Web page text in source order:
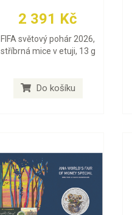
2 391 Kč
FIFA světový pohár 2026,
stříbrná mice v etuji, 13 g
Do košíku